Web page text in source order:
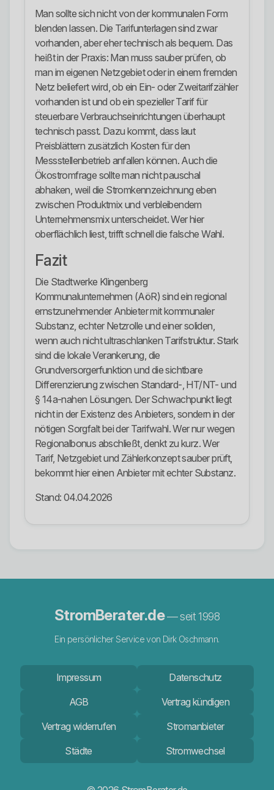
Man sollte sich nicht von der kommunalen Form
blenden lassen. Die Tarifunterlagen sind zwar
vorhanden, aber eher technisch als bequem. Das
heißt in der Praxis: Man muss sauber prüfen, ob
man im eigenen Netzgebiet oder in einem fremden
Netz beliefert wird, ob ein Ein- oder Zweitarifzähler
vorhanden ist und ob ein spezieller Tarif für
steuerbare Verbrauchseinrichtungen überhaupt
technisch passt. Dazu kommt, dass laut
Preisblättern zusätzlich Kosten für den
Messstellenbetrieb anfallen können. Auch die
Ökostromfrage sollte man nicht pauschal
abhaken, weil die Stromkennzeichnung eben
zwischen Produktmix und verbleibendem
Unternehmensmix unterscheidet. Wer hier
oberflächlich liest, trifft schnell die falsche Wahl.
Fazit
Die Stadtwerke Klingenberg
Kommunalunternehmen (AöR) sind ein regional
ernstzunehmender Anbieter mit kommunaler
Substanz, echter Netzrolle und einer soliden,
wenn auch nicht ultraschlanken Tarifstruktur. Stark
sind die lokale Verankerung, die
Grundversorgerfunktion und die sichtbare
Differenzierung zwischen Standard-, HT/NT- und
§ 14a-nahen Lösungen. Der Schwachpunkt liegt
nicht in der Existenz des Anbieters, sondern in der
nötigen Sorgfalt bei der Tarifwahl. Wer nur wegen
Regionalbonus abschließt, denkt zu kurz. Wer
Tarif, Netzgebiet und Zählerkonzept sauber prüft,
bekommt hier einen Anbieter mit echter Substanz.
Stand: 04.04.2026
StromBerater.de— seit 1998
Ein persönlicher Service von Dirk Oschmann.
Impressum
Datenschutz
AGB
Vertrag kündigen
Vertrag widerrufen
Stromanbieter
Städte
Stromwechsel